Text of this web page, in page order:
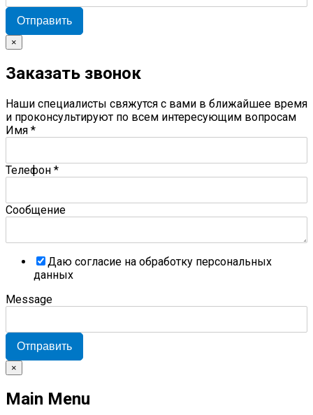
Отправить
×
Заказать звонок
Наши специалисты свяжутся с вами в ближайшее время
и проконсультируют по всем интересующим вопросам
Имя *
Телефон *
Сообщение
Даю согласие на обработку персональных
данных
Message
Отправить
×
Main Menu